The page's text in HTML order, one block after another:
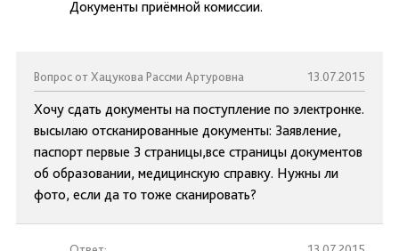
Документы приёмной комиссии.
Вопрос от Хацукова Рассми Артуровна 13.07.2015
Хочу сдать документы на поступление по электронке.
высылаю отсканированные документы: Заявление,
паспорт первые 3 страницы,все страницы документов
об образовании, медицинскую справку. Нужны ли
фото, если да то тоже сканировать?